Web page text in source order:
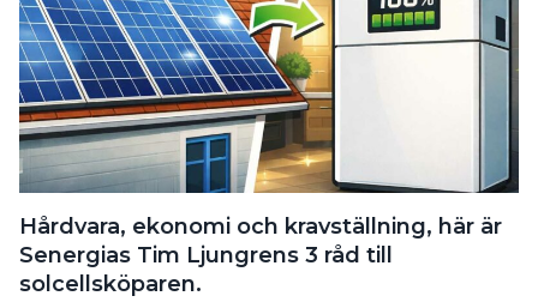
Installation på mark eller platta tak innebär större
frihet att välja, och optimera, orientering och
lutning. På lutande tak är orientering och lutning
redan givna. En fast installation är fortfarande
enklast och säkrast och innebär lägst
investeringskostnad, enligt Bengt Stridh.
5 Investeringskostnad
Den är generellt lägre om man bygger på mark.
Men skillnaderna minskar med anläggningens
Hårdvara, ekonomi och kravställning, här är
Senergias Tim Ljungrens 3 råd till
solcellsköparen.